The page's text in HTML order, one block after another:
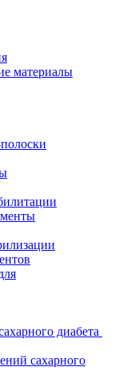
материалы
диабета
сахарного